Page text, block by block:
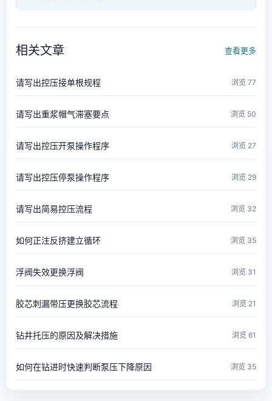
相关文章 查看更多
请写出控压接单根规程 浏览 77
请写出重浆帽气滞塞要点 浏览 50
请写出控压开泵操作程序 浏览 27
请写出控压停泵操作程序 浏览 29
请写出简易控压流程 浏览 32
如何正注反挤建立循环 浏览 35
浮阀失效更换浮阀 浏览 31
胶芯刺漏带压更换胶芯流程 浏览 21
钻井托压的原因及解决措施 浏览 61
如何在钻进时快速判断泵压下降原因 浏览 35